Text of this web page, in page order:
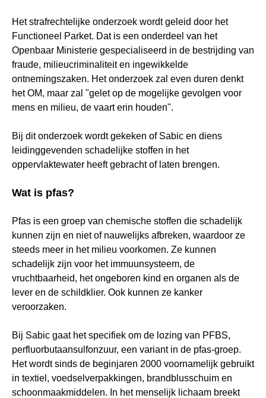
Het strafrechtelijke onderzoek wordt geleid door het
Functioneel Parket. Dat is een onderdeel van het
Openbaar Ministerie gespecialiseerd in de bestrijding van
fraude, milieucriminaliteit en ingewikkelde
ontnemingszaken. Het onderzoek zal even duren denkt
het OM, maar zal "gelet op de mogelijke gevolgen voor
mens en milieu, de vaart erin houden".
Bij dit onderzoek wordt gekeken of Sabic en diens
leidinggevenden schadelijke stoffen in het
oppervlaktewater heeft gebracht of laten brengen.
Wat is pfas?
Pfas is een groep van chemische stoffen die schadelijk
kunnen zijn en niet of nauwelijks afbreken, waardoor ze
steeds meer in het milieu voorkomen. Ze kunnen
schadelijk zijn voor het immuunsysteem, de
vruchtbaarheid, het ongeboren kind en organen als de
lever en de schildklier. Ook kunnen ze kanker
veroorzaken.
Bij Sabic gaat het specifiek om de lozing van PFBS,
perfluorbutaansulfonzuur, een variant in de pfas-groep.
Het wordt sinds de beginjaren 2000 voornamelijk gebruikt
in textiel, voedselverpakkingen, brandblusschuim en
schoonmaakmiddelen. In het menselijk lichaam breekt